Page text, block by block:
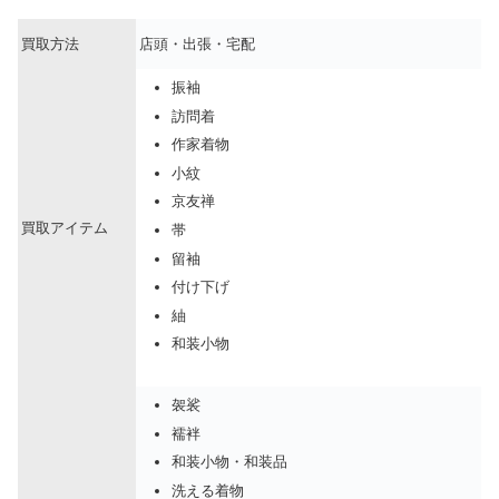
買取方法 店頭・出張・宅配
買取アイテム
振袖
訪問着
作家着物
小紋
京友禅
帯
留袖
付け下げ
紬
和装小物
袈裟
襦袢
和装小物・和装品
洗える着物